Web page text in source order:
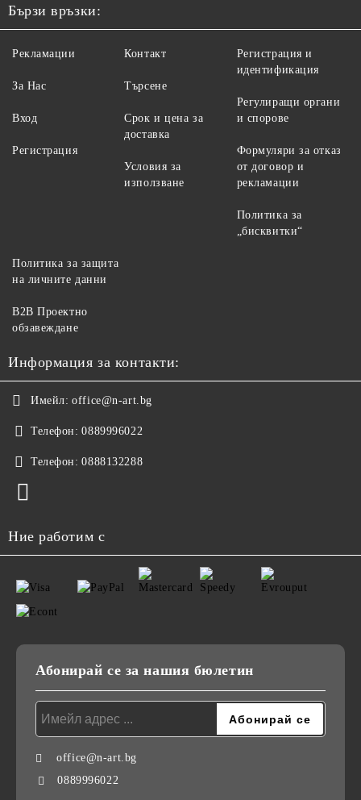
Бързи връзки:
Рекламации
За Нас
Вход
Регистрация
Контакт
Търсене
Срок и цена за
доставка
Условия за
използване
Регистрация и
идентификация
Регулиращи органи
и спорове
Формуляри за отказ
от договор и
рекламации
Политика за
„бисквитки“
Политика за защита
на личните данни
B2B Проектно
обзавеждане
Информация за контакти:
Имейл: office@n-art.bg
Телефон: 0889996022
Телефон: 0888132288
Ние работим с
Абонирай се за нашия бюлетин
office@n-art.bg
0889996022